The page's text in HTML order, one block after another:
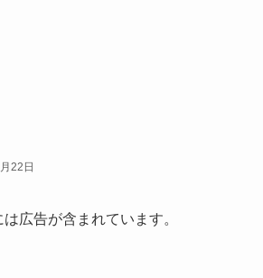
22日
広告が含まれています。